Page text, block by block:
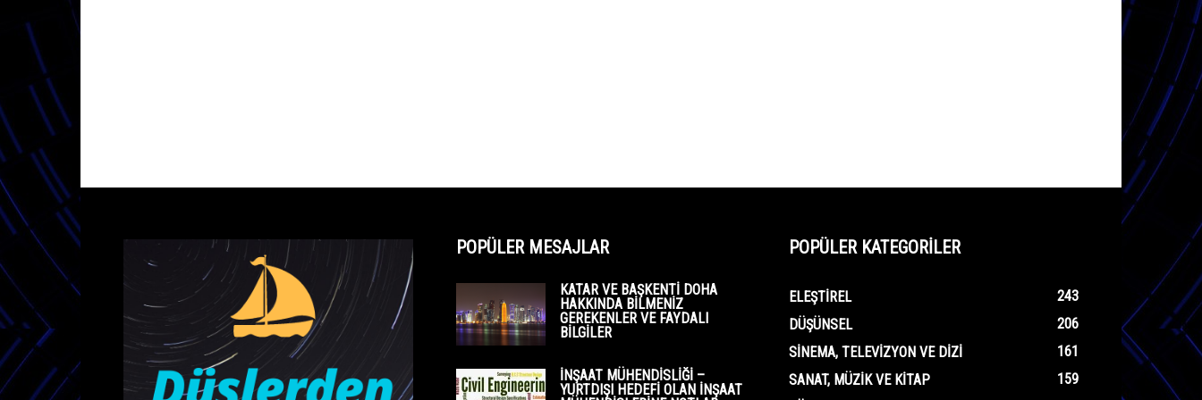
POPÜLER MESAJLAR
KATAR VE BAŞKENTI DOHA
HAKKINDA BILMENIZ
GEREKENLER VE FAYDALI
BILGILER
İNŞAAT MÜHENDISLIĞI –
YURTDIŞI HEDEFI OLAN İNŞAAT
POPÜLER KATEGORİLER
ELEŞTIREL
243
DÜŞÜNSEL
206
SINEMA, TELEVIZYON VE DIZI
161
SANAT, MÜZIK VE KITAP
159